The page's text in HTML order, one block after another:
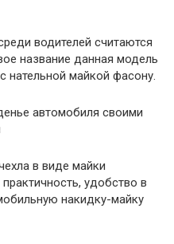
водителей считаются
название данная модель
нательной майкой фасону.
в виде майки
удобство в
накидку-майку